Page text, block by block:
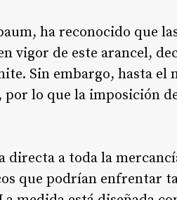
ha reconocido que
vigor de este arancel,
. Sin embargo, hasta
lo que la imposición
directa a toda la
que podrían enfrentar